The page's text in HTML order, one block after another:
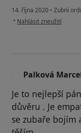
14. října 2020 • Zubní
• podle názoru uživatele IK
Nahlásit zneužití
Palková
Je to nejlepší
důvěru . Je
se zubaře bojím